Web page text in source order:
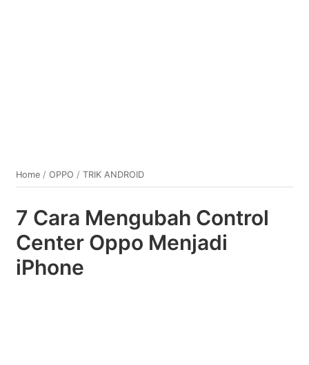
Home /OPPO /TRIK ANDROID
7 Cara Mengubah Control
Center Oppo Menjadi
iPhone